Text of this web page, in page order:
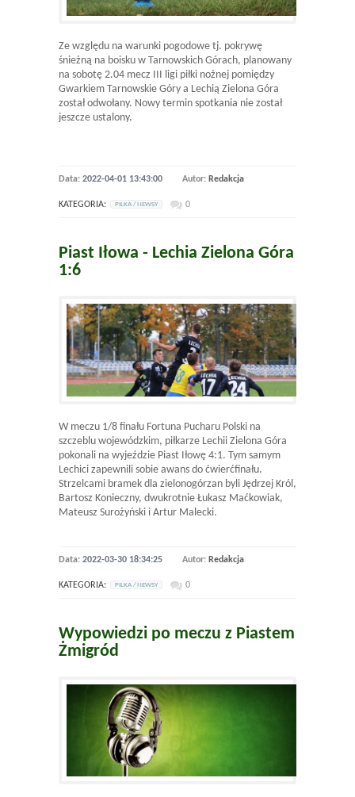
Ze względu na warunki pogodowe tj. pokrywę
śnieżną na boisku w Tarnowskich Górach, planowany
na sobotę 2.04 mecz III ligi piłki nożnej pomiędzy
Gwarkiem Tarnowskie Góry a Lechią Zielona Góra
został odwołany. Nowy termin spotkania nie został
jeszcze ustalony.
Data: 2022-04-01 13:43:00 Autor: Redakcja
KATEGORIA: PILKA / NEWSY 0
Piast Iłowa - Lechia Zielona Góra
1:6
W meczu 1/8 finału Fortuna Pucharu Polski na
szczeblu wojewódzkim, piłkarze Lechii Zielona Góra
pokonali na wyjeździe Piast Iłowę 4:1. Tym samym
Lechici zapewnili sobie awans do ćwierćfinału.
Strzelcami bramek dla zielonogórzan byli Jędrzej Król,
Bartosz Konieczny, dwukrotnie Łukasz Maćkowiak,
Mateusz Surożyński i Artur Malecki.
Data: 2022-03-30 18:34:25 Autor: Redakcja
KATEGORIA: PILKA / NEWSY 0
Wypowiedzi po meczu z Piastem
Żmigród